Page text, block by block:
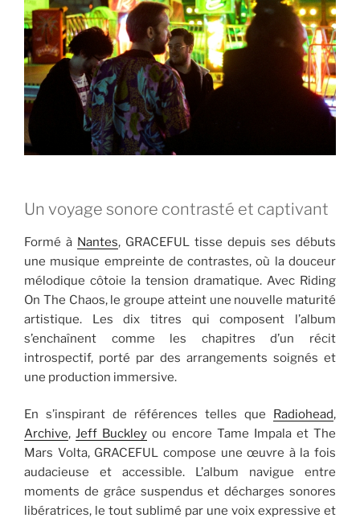
Un voyage sonore contrasté et captivant
Formé à Nantes, GRACEFUL tisse depuis ses débuts
une musique empreinte de contrastes, où la douceur
mélodique côtoie la tension dramatique. Avec Riding
On The Chaos, le groupe atteint une nouvelle maturité
artistique. Les dix titres qui composent l’album
s’enchaînent comme les chapitres d’un récit
introspectif, porté par des arrangements soignés et
une production immersive.
En s’inspirant de références telles que Radiohead,
Archive,Jeff Buckley ou encore Tame Impala et The
Mars Volta, GRACEFUL compose une œuvre à la fois
audacieuse et accessible. L’album navigue entre
moments de grâce suspendus et décharges sonores
libératrices, le tout sublimé par une voix expressive et